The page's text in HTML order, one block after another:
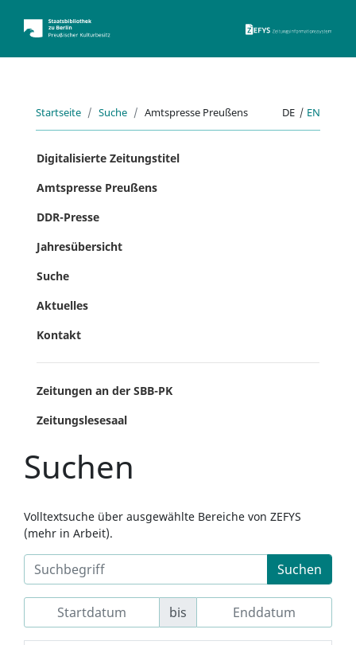
Startseite Suche Amtspresse Preußens DE | EN
Digitalisierte Zeitungstitel
Amtspresse Preußens
DDR-Presse
Jahresübersicht
Suche
Aktuelles
Kontakt
Zeitungen an der SBB-PK
Zeitungslesesaal
Suchen
Volltextsuche über ausgewählte Bereiche von ZEFYS
(mehr in Arbeit).
Suchen
bis